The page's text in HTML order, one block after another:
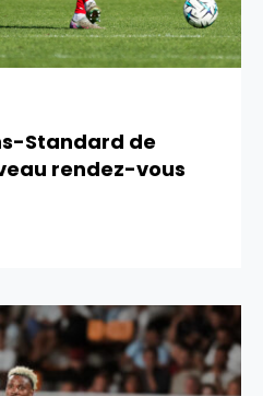
Standard de
rendez-vous